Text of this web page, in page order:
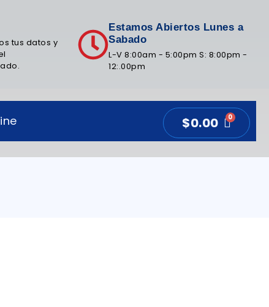
tus datos y
Estamos Abiertos Lunes a
Sabado
L-V 8:00am - 5:00pm S: 8:00pm -
12:.00pm
$0.00